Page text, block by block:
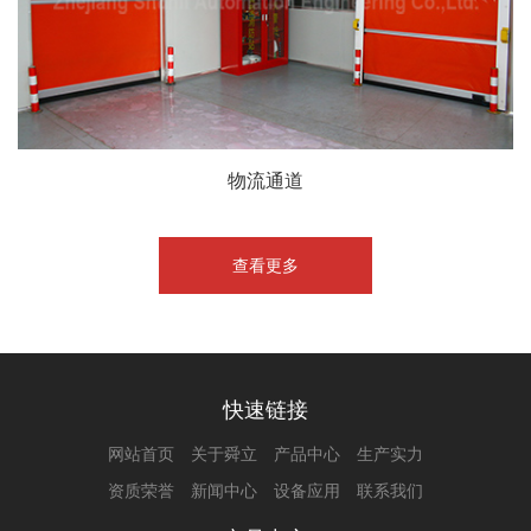
物流通道
查看更多
快速链接
网站首页 关于舜立 产品中心
生产实力
资质荣誉
新闻中心 设备应用 联系我们